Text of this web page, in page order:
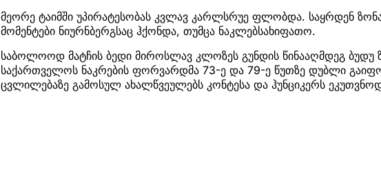
მეორე ტაიმში უპირატესობას კვლავ კარლსრუე ფლობდა. საყრდენ
მომენტები ნიურნბერგსაც ჰქონდა, თუმცა ნაკლებსახიფათო.
საბოლოოდ მატჩის ბედი მიროსლავ კლოზეს გუნდის წინააღმდეგ ბუდუ
საქართველოს ნაკრების ფორვარდმა 73-ე და 79-ე წუთზე დუბლი
ცვლილებაზე გამოსულ ახალწვეულებს კონტესა და ჰუნციკერს